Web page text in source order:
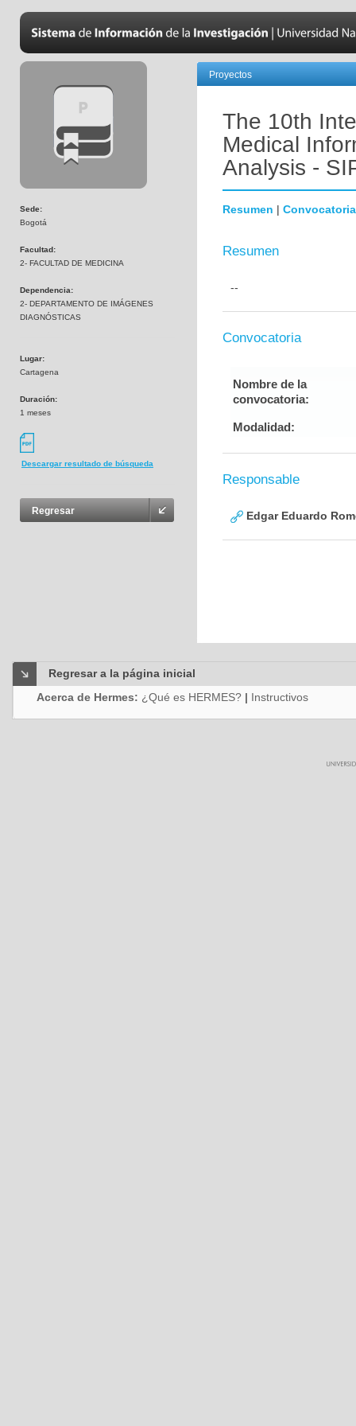
Sede:
Bogotá
Facultad:
2- FACULTAD DE MEDICINA
Dependencia:
2- DEPARTAMENTO DE IMÁGENES
DIAGNÓSTICAS
Lugar:
Cartagena
Duración:
1 meses
Descargar resultado de búsqueda
Regresar
Proyectos
The 10th
Medical
Analysis -
Resumen | Convocatoria
Resumen
--
Convocatoria
Nombre de la
convocatoria:
Modalidad:
Responsable
Edgar Eduardo
Regresar a la página inicial
Acerca de Hermes: ¿Qué es HERMES? | Instructivos